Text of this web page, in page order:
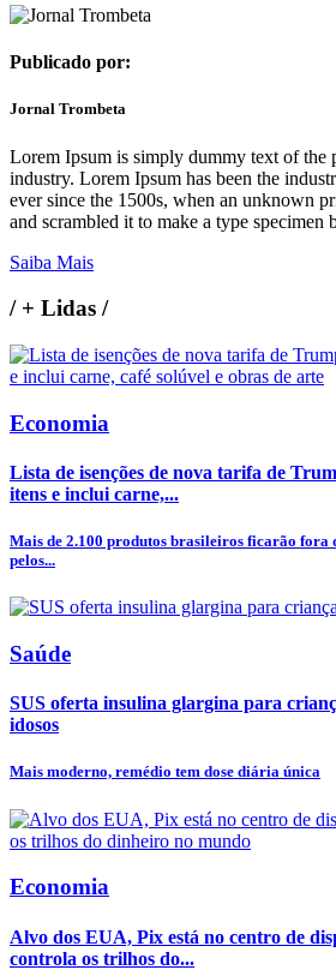
Publicado por:
Jornal Trombeta
Lorem Ipsum is simply dummy text of the
industry. Lorem Ipsum has been the
ever since the 1500s, when an unknown
and scrambled it to make a type specimen
Saiba Mais
/+ Lidas /
Economia
Lista de isenções de nova tarifa de
itens e inclui carne,...
Mais de 2.100 produtos brasileiros ficarão fora
pelos...
Saúde
SUS oferta insulina glargina para
idosos
Mais moderno, remédio tem dose diária única
Economia
Alvo dos EUA, Pix está no centro de
controla os trilhos do...